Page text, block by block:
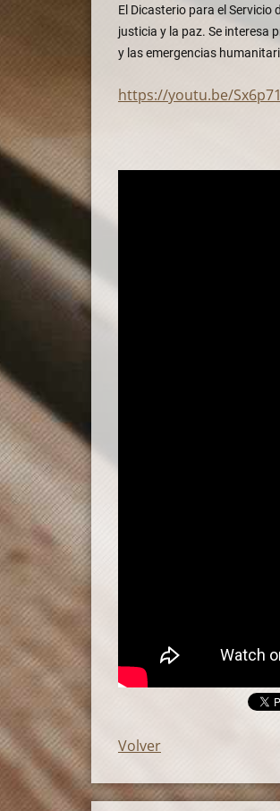
El Dicasterio para el
justicia y la paz. Se interesa
y las emergencias
https://youtu.be/
Volver